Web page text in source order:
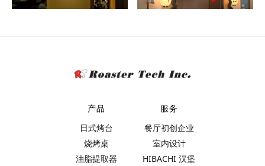
产品
日式烤台
烧烤桌
油脂提取器
服务
餐厅初创企业
室内设计
HIBACHI 汉堡